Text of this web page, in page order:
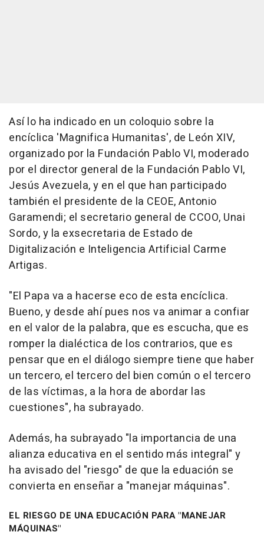
Así lo ha indicado en un coloquio sobre la
encíclica 'Magnifica Humanitas', de León XIV,
organizado por la Fundación Pablo VI, moderado
por el director general de la Fundación Pablo VI,
Jesús Avezuela, y en el que han participado
también el presidente de la CEOE, Antonio
Garamendi; el secretario general de CCOO, Unai
Sordo, y la exsecretaria de Estado de
Digitalización e Inteligencia Artificial Carme
Artigas.
"El Papa va a hacerse eco de esta encíclica.
Bueno, y desde ahí pues nos va animar a confiar
en el valor de la palabra, que es escucha, que es
romper la dialéctica de los contrarios, que es
pensar que en el diálogo siempre tiene que haber
un tercero, el tercero del bien común o el tercero
de las víctimas, a la hora de abordar las
cuestiones", ha subrayado.
Además, ha subrayado "la importancia de una
alianza educativa en el sentido más integral" y
ha avisado del "riesgo" de que la eduación se
convierta en enseñar a "manejar máquinas".
EL RIESGO DE UNA EDUCACIÓN PARA "MANEJAR
MÁQUINAS"